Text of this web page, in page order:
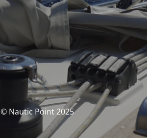
© Nautic Point 2025